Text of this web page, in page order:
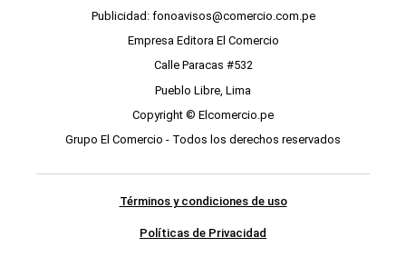
Publicidad: fonoavisos@comercio.com.pe
Empresa Editora El Comercio
Calle Paracas #532
Pueblo Libre, Lima
Copyright © Elcomercio.pe
Grupo El Comercio - Todos los derechos reservados
Términos y condiciones de uso
Políticas de Privacidad